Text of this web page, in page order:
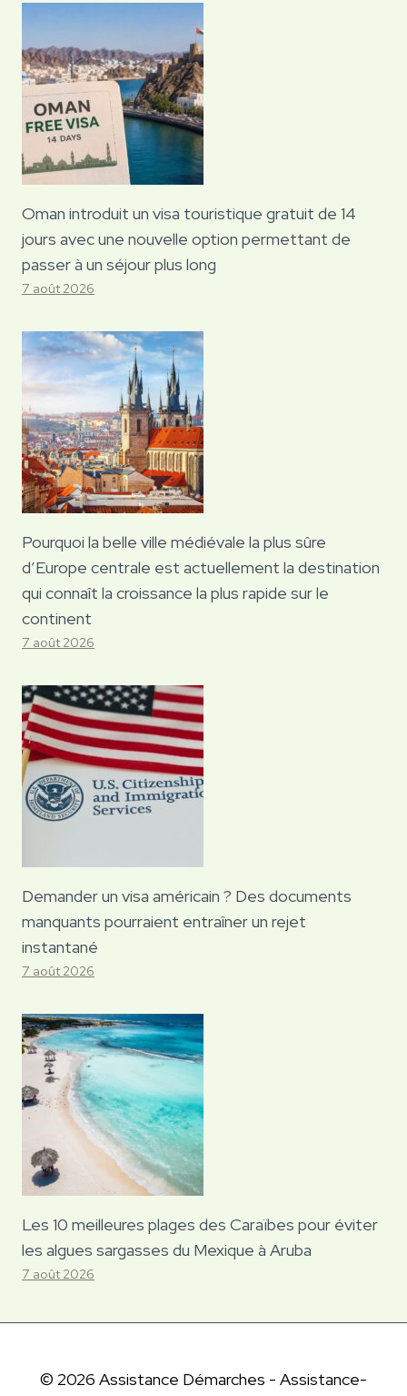
Oman introduit un visa touristique gratuit de 14
jours avec une nouvelle option permettant de
passer à un séjour plus long
7 août 2026
Pourquoi la belle ville médiévale la plus sûre
d’Europe centrale est actuellement la destination
qui connaît la croissance la plus rapide sur le
continent
7 août 2026
Demander un visa américain ? Des documents
manquants pourraient entraîner un rejet
instantané
7 août 2026
Les 10 meilleures plages des Caraïbes pour éviter
les algues sargasses du Mexique à Aruba
7 août 2026
© 2026 Assistance Démarches - Assistance-